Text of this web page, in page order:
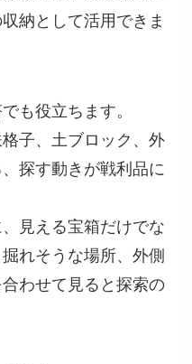
納として活用できま
も役立ちます。
子、土ブロック、外
探す動きが戦利品に
見える宝箱だけでな
れそうな場所、外側
わせて見ると探索の